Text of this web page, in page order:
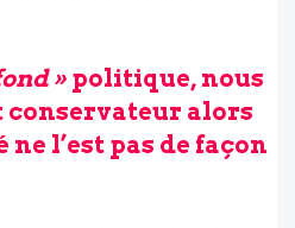
» politique, nous
conservateur alors
ne l’est pas de façon